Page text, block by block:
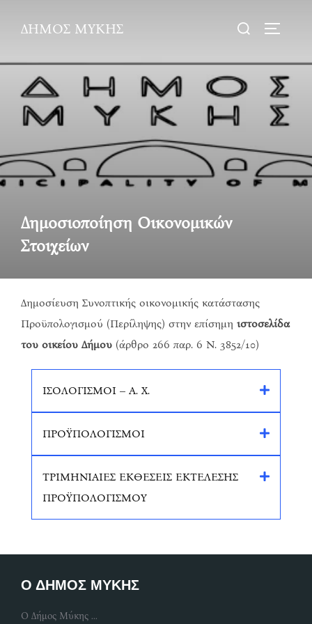
ΔΗΜΟΣ ΜΥΚΗΣ
Search
Δημοσιοποίηση Οικονομικών
Στοιχείων
Δημοσίευση Συνοπτικής οικονομικής κατάστασης
Προϋπολογισμού (Περίληψης) στην επίσημη ιστοσελίδα
του οικείου Δήμου (άρθρο 266 παρ. 6 Ν. 3852/10)
ΙΣΟΛΟΓΙΣΜΟΙ – Α. Χ.
ΠΡΟΫΠΟΛΟΓΙΣΜΟΙ
ΤΡΙΜΗΝΙΑΙΕΣ ΕΚΘΕΣΕΙΣ ΕΚΤΕΛΕΣΗΣ
ΠΡΟΫΠΟΛΟΓΙΣΜΟΥ
Ο ΔΗΜΟΣ ΜΥΚΗΣ
Ο Δήμος Μύκης ...